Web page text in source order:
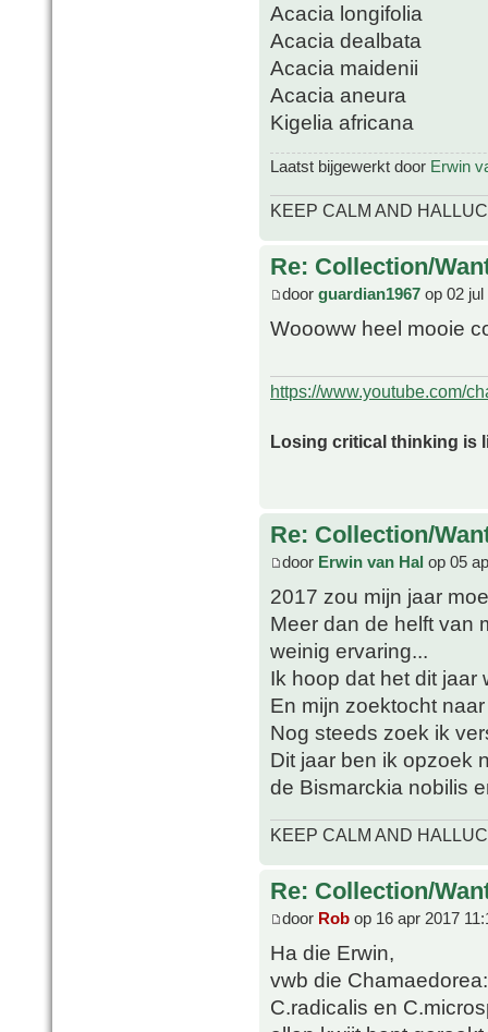
Acacia longifolia
Acacia dealbata
Acacia maidenii
Acacia aneura
Kigelia africana
Laatst bijgewerkt door Erwin
KEEP CALM AND
Re: Collection/
door guardian1967 op 02 jul
Woooww heel mooie
https://www.youtube.com/
Losing critical thinking is
Re: Collection/
door Erwin van Hal op 05
2017 zou mijn jaar
Meer dan de helft van
weinig ervaring...
Ik hoop dat het dit jaar
En mijn zoektocht
Nog steeds zoek ik
Dit jaar ben ik opzoek
de Bismarckia nobilis
KEEP CALM AND
Re: Collection/
door Rob op 16 apr 2017
Ha die Erwin,
vwb die
C.radicalis en